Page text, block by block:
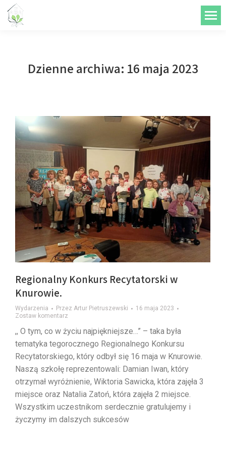
treści
Dzienne archiwa: 16 maja 2023
Regionalny Konkurs Recytatorski w
Knurowie.
Wydarzenia Przez Artur Pietruszewski
16 maja 2023
Zostaw komentarz
,, O tym, co w życiu najpiękniejsze…” – taka była
tematyka tegorocznego Regionalnego Konkursu
Recytatorskiego, który odbył się 16 maja w Knurowie.
Naszą szkołę reprezentowali: Damian Iwan, który
otrzymał wyróżnienie, Wiktoria Sawicka, która zajęła 3
miejsce oraz Natalia Zatoń, która zajęła 2 miejsce.
Wszystkim uczestnikom serdecznie gratulujemy i
życzymy im dalszych sukcesów